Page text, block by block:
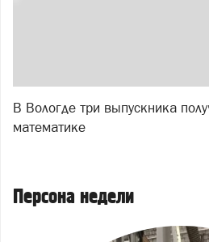
В Вологде три выпускника
математике
Персона недели